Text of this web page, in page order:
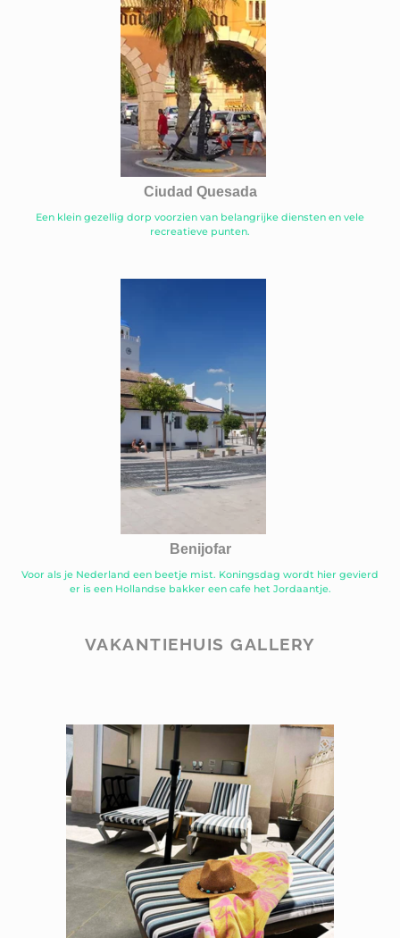
Ciudad Quesada
Een klein gezellig dorp voorzien van belangrijke diensten en vele
recreatieve punten.
Benijofar
Voor als je Nederland een beetje mist. Koningsdag wordt hier gevierd
er is een Hollandse bakker een cafe het Jordaantje.
VAKANTIEHUIS GALLERY